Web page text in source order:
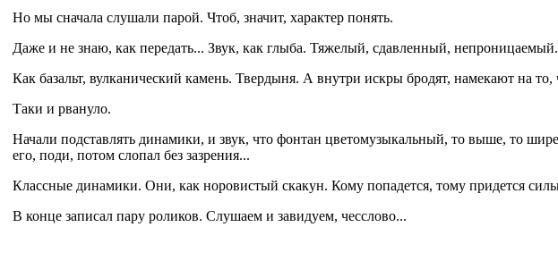
Но мы сначала слушали парой. Чтоб, значит, характер понять.
Даже и не знаю, как передать... Звук, как глыба. Тяжелый, сдавленный, непроницаемый.
Как базальт, вулканический камень. Твердыня. А внутри искры бродят, намекают на
Таки и рвануло.
Начали подставлять динамики, и звук, что фонтан цветомузыкальный, то выше, то
его, поди, потом слопал без зазрения...
Классные динамики. Они, как норовистый скакун. Кому попадется, тому придется
В конце записал пару роликов. Слушаем и завидуем, чесслово...